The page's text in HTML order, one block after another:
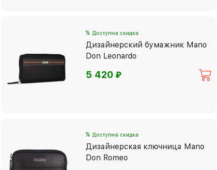
% Доступна скидка
Дизайнерский бумажник Mano
Don Leonardo
5 420⃏
% Доступна скидка
Дизайнерская ключница Mano
Don Romeo